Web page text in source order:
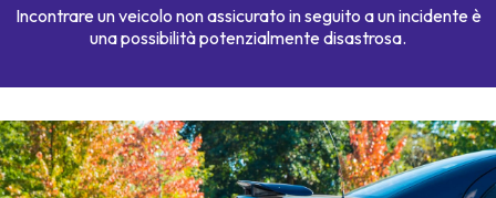
Incontrare un veicolo non assicurato in seguito a un incidente è
una possibilità potenzialmente disastrosa.